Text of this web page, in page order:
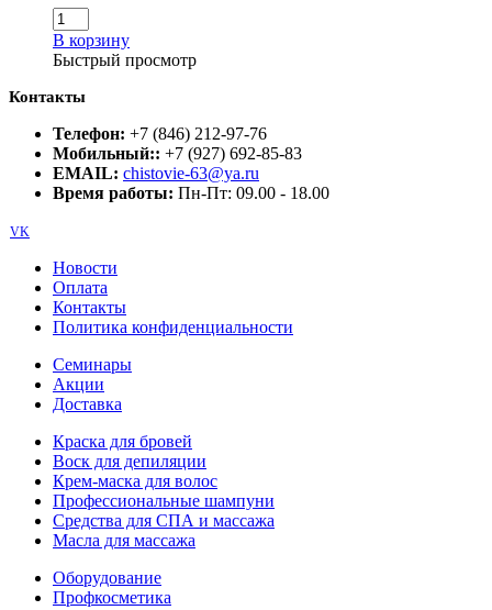
В корзину
Быстрый просмотр
Контакты
Телефон: +7 (846) 212-97-76
Мобильный:: +7 (927) 692-85-83
EMAIL: chistovie-63@ya.ru
Время работы: Пн-Пт: 09.00 - 18.00
VK
Новости
Оплата
Контакты
Политика конфиденциальности
Семинары
Акции
Доставка
Краска для бровей
Воск для депиляции
Крем-маска для волос
Профессиональные шампуни
Средства для СПА и массажа
Масла для массажа
Оборудование
Профкосметика